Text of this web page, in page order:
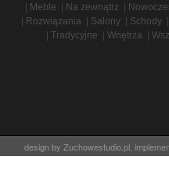
Meble Na zewnątrz
Rozwiązania Salony Schody
Tradycyjne Wnętrza
design by Zuchowestudio.pl ,